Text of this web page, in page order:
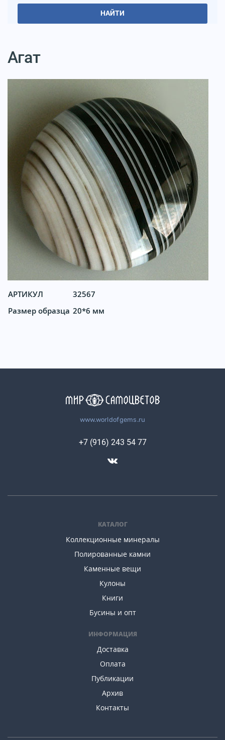
НАЙТИ
Агат
АРТИКУЛ
32567
Размер образца 20*6 мм
www.worldofgems.ru
КАТАЛОГ
Коллекционные минералы
Полированные камни
Каменные вещи
Кулоны
Книги
Бусины и опт
ИНФОРМАЦИЯ
Доставка
Оплата
Публикации
Архив
Контакты
+7 (916) 243 54 77